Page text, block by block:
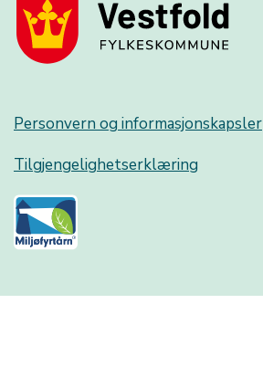
Personvern og informasjonskapsler
Tilgjengelighetserklæring